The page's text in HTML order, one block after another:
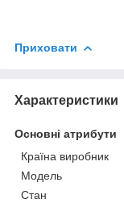
Приховати
Характеристики
Основні атрибути
Країна виробник
Модель
Стан